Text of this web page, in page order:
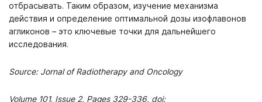
отбрасывать. Таким образом, изучение механизма
действия и определение оптимальной дозы изофлавонов
агликонов – это ключевые точки для дальнейшего
исследования.
Source: Jornal of Radiotherapy and Oncology
Volume 101, Issue 2, Pages 329-336, doi: